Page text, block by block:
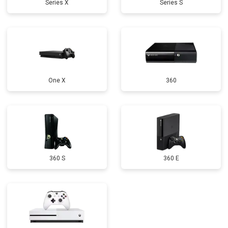
Series X Series S
One X 360
360 S 360 E